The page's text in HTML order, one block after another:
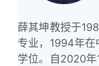
薛其坤教授于
专业，1994年在
学位。自2020年